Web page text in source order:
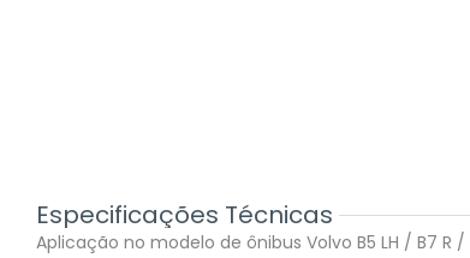
Especificações Técnicas
Aplicação no modelo de ônibus Volvo B5 LH / B7 R /